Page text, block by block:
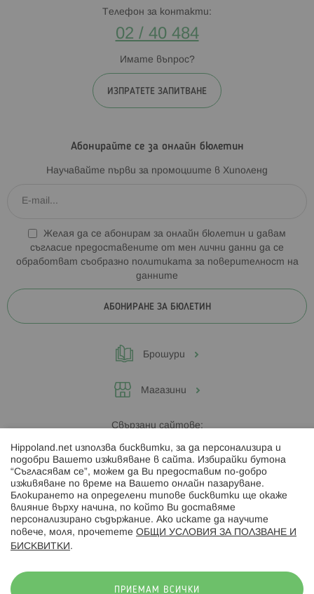
Телефон за контакти:
02 / 40 484
Имате въпрос?
ИЗПРАТЕТЕ ЗАПИТВАНЕ
Абонирайте се за онлайн бюлетин
Научавайте първи за промоциите в Хиполенд
Желая да се абонирам за онлайн бюлетин и давам
съгласие предоставените от мен лични данни да се
обработват съобразно политиката за поверителност на
данните
АБОНИРАНЕ ЗА БЮЛЕТИН
Брошури
Магазини
Свързани сайтове:
Hippoland.ro
Последвайте ни:
Hippoland.net използва бисквитки, за да персонализира и
подобри Вашето изживяване в сайта. Избирайки бутона
“Съгласявам се”, можем да Ви предоставим по-добро
изживяване по време на Вашето онлайн пазаруване.
Блокирането на определени типове бисквитки ще окаже
влияние върху начина, по който Ви доставяме
персонализирано съдържание. Ако искате да научите
повече, моля, прочетете ОБЩИ УСЛОВИЯ ЗА ПОЛЗВАНЕ И
БИСКВИТКИ .
ПРИЕМАМ ВСИЧКИ